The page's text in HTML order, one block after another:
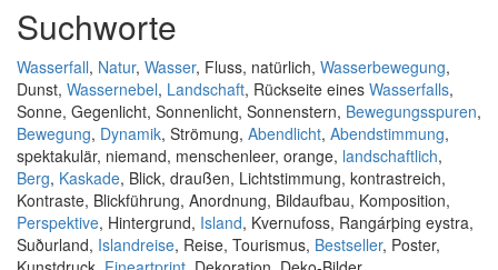
Suchworte
Wasserfall, Natur, Wasser, Fluss, natürlich, Wasserbewegung,
Dunst, Wassernebel, Landschaft, Rückseite eines Wasserfalls,
Sonne, Gegenlicht, Sonnenlicht, Sonnenstern, Bewegungsspuren,
Bewegung, Dynamik, Strömung, Abendlicht, Abendstimmung,
spektakulär, niemand, menschenleer, orange, landschaftlich,
Berg, Kaskade, Blick, draußen, Lichtstimmung, kontrastreich,
Kontraste, Blickführung, Anordnung, Bildaufbau, Komposition,
Perspektive, Hintergrund, Island, Kvernufoss, Rangárþing eystra,
Suðurland, Islandreise, Reise, Tourismus, Bestseller, Poster,